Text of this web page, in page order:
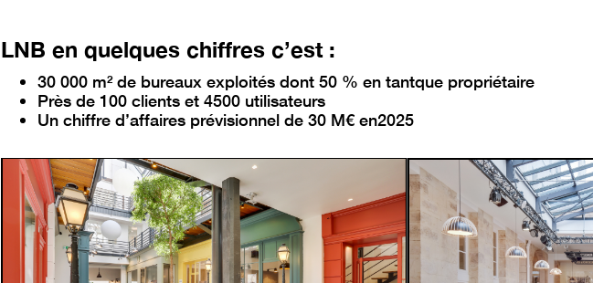
LNB en quelques chiffres c’est :
30 000 m² de bureaux exploités dont 50 % en tantque propriétaire
Près de 100 clients et 4500 utilisateurs
Un chiffre d’affaires prévisionnel de 30 M€ en2025